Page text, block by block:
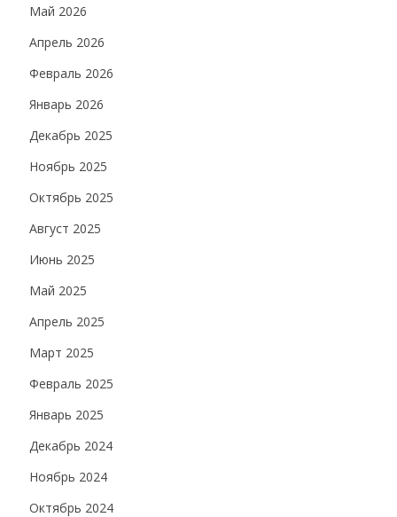
Май 2026
Апрель 2026
Февраль 2026
Январь 2026
Декабрь 2025
Ноябрь 2025
Октябрь 2025
Август 2025
Июнь 2025
Май 2025
Апрель 2025
Март 2025
Февраль 2025
Январь 2025
Декабрь 2024
Ноябрь 2024
Октябрь 2024